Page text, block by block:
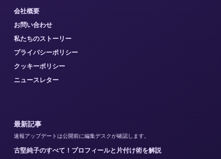
会社概要
お問い合わせ
私たちのストーリー
プライバシーポリシー
クッキーポリシー
ニュースレター
最新記事
速報アップデートは公開前に編集デスクが確認します。
古堅純子のすべて！プロフィールと片付け術を解説